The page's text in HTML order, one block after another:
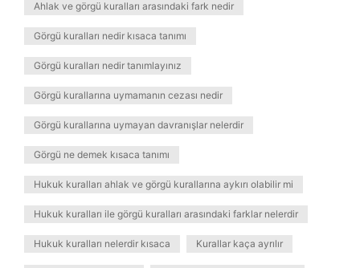
Ahlak ve görgü kuralları arasındaki fark nedir
Görgü kuralları nedir kısaca tanımı
Görgü kuralları nedir tanımlayınız
Görgü kurallarına uymamanın cezası nedir
Görgü kurallarına uymayan davranışlar nelerdir
Görgü ne demek kısaca tanımı
Hukuk kuralları ahlak ve görgü kurallarına aykırı olabilir mi
Hukuk kuralları ile görgü kuralları arasındaki farklar nelerdir
Hukuk kuralları nelerdir kısaca Kurallar kaça ayrılır